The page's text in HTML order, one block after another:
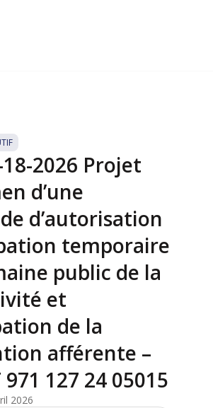
18-2026 Projet
d’une
d’autorisation
temporaire
public de la
et
de la
afférente –
971 127 24 05015
2026